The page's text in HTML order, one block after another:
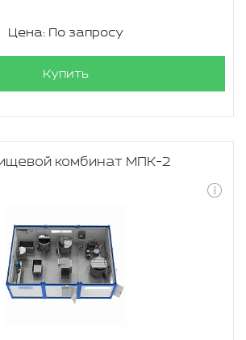
Цена: По запросу
Купить
комбинат МПК-2